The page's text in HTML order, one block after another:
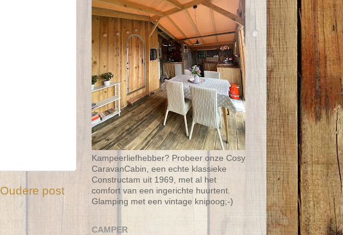
Oudere post
Kampeerliefhebber? Probeer onze Cosy
CaravanCabin, een echte klassieke
Constructam uit 1969, met al het
comfort van een ingerichte huurtent.
Glamping met een vintage knipoog;-)
CAMPER